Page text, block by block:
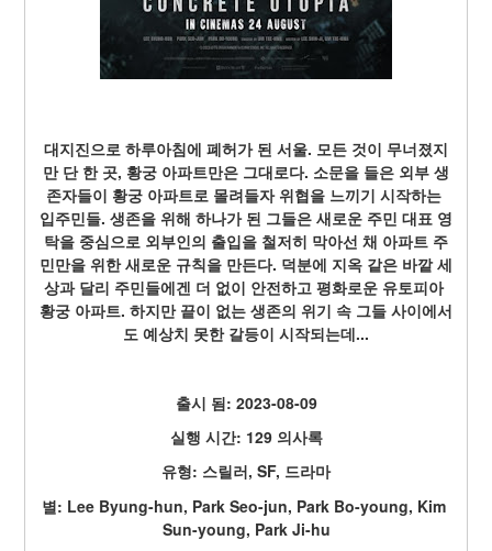
대지진으로 하루아침에 폐허가 된 서울. 모든 것이 무너졌지
만 단 한 곳, 황궁 아파트만은 그대로다. 소문을 들은 외부 생
존자들이 황궁 아파트로 몰려들자 위협을 느끼기 시작하는
입주민들. 생존을 위해 하나가 된 그들은 새로운 주민 대표 영
탁을 중심으로 외부인의 출입을 철저히 막아선 채 아파트 주
민만을 위한 새로운 규칙을 만든다. 덕분에 지옥 같은 바깥 세
상과 달리 주민들에겐 더 없이 안전하고 평화로운 유토피아
황궁 아파트. 하지만 끝이 없는 생존의 위기 속 그들 사이에서
도 예상치 못한 갈등이 시작되는데...
출시 됨: 2023-08-09
실행 시간: 129 의사록
유형: 스릴러, SF, 드라마
별: Lee Byung-hun, Park Seo-jun, Park Bo-young, Kim
Sun-young, Park Ji-hu